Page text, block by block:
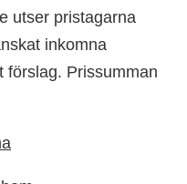
utser pristagarna
inkomna
förslag. Prissumman